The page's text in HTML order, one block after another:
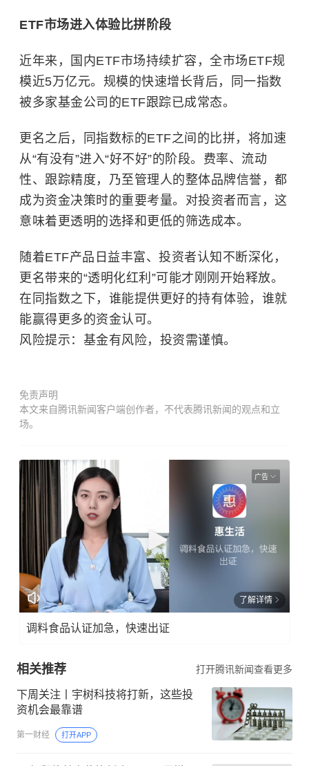
ETF市场进入体验比拼阶段
近年来，国内ETF市场持续扩容，全市场ETF规
模近5万亿元。规模的快速增长背后，同一指数
被多家基金公司的ETF跟踪已成常态。
更名之后，同指数标的ETF之间的比拼，将加速
从“有没有”进入“好不好”的阶段。费率、流动
性、跟踪精度，乃至管理人的整体品牌信誉，都
成为资金决策时的重要考量。对投资者而言，这
意味着更透明的选择和更低的筛选成本。
随着ETF产品日益丰富、投资者认知不断深化，
更名带来的“透明化红利”可能才刚刚开始释放。
在同指数之下，谁能提供更好的持有体验，谁就
能赢得更多的资金认可。
风险提示：基金有风险，投资需谨慎。
免责声明
本文来自腾讯新闻客户端创作者，不代表腾讯新闻的观点和立
场。
广告
了解详情
调料食品认证加急，快速出证
相关推荐 打开腾讯新闻查看更多
下周关注丨宇树科技将打新，这些投
资机会最靠谱
第一财经 打开APP